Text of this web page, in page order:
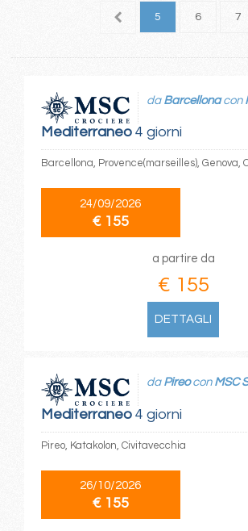
4 5 6 7
Mediterraneo4 giorni
da Barcellonacon
Barcellona, Provence(marseilles), Genova,
24/09/2026
€ 155
a partire da
€ 155
DETTAGLI
Mediterraneo4 giorni
da Pireocon MSC
Pireo, Katakolon, Civitavecchia
26/10/2026
€ 155